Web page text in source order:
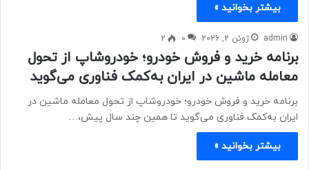
بیشتر بخوانید »
admin ژوئن 2, 2026 0
2
برنامه خرید و فروش خودرو؛ خودروشاپ از تحول
معامله ماشین در ایران به‌کمک فناوری می‌گوید
برنامه خرید و فروش خودرو؛ خودروشاپ از تحول معامله ماشین در
ایران به‌کمک فناوری می‌گوید تا همین چند سال پیش،…
بیشتر بخوانید »